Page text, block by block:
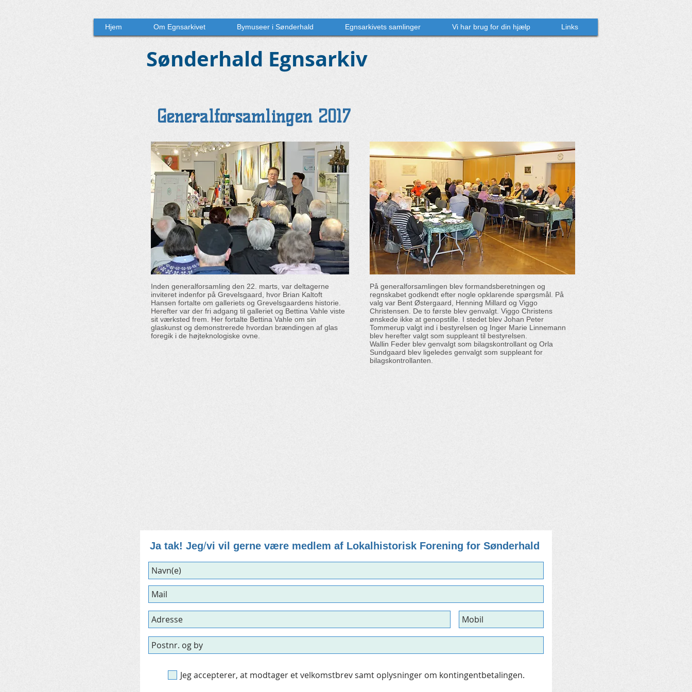
Hjem Om Egnsarkivet Bymuseer i Sønderhald Egnsarkivets samlinger Vi har brug for din hjælp Links
Sønderhald Egnsarkiv
Generalforsamlingen 2017
Inden generalforsamling den 22. marts, var deltagerne
inviteret indenfor på Grevelsgaard, hvor Brian Kaltoft
Hansen fortalte om galleriets og Grevelsgaardens historie.
Herefter var der fri adgang til galleriet og Bettina Vahle viste
sit værksted frem. Her fortalte Bettina Vahle om sin
glaskunst og demonstrerede hvordan brændingen af glas
foregik i de højteknologiske ovne.
På generalforsamlingen blev formandsberetningen og
regnskabet godkendt efter nogle opklarende spørgsmål. På
valg var Bent Østergaard, Henning Millard og Viggo
Christensen. De to første blev genvalgt. Viggo Christens
ønskede ikke at genopstille. I stedet blev Johan Peter
Tommerup valgt ind i bestyrelsen og Inger Marie Linnemann
blev herefter valgt som suppleant til bestyrelsen.
Wallin Feder blev genvalgt som bilagskontrollant og Orla
Sundgaard blev ligeledes genvalgt som suppleant for
bilagskontrollanten.
Ja tak! Jeg/vi vil gerne være medlem af Lokalhistorisk Forening for Sønderhald
Jeg accepterer, at modtager et velkomstbrev samt oplysninger om kontingentbetalingen.